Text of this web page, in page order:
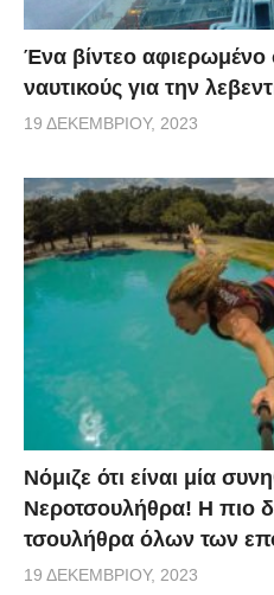
Ένα βίντεο αφιερωμένο
ναυτικούς για την
19 ΔΕΚΕΜΒΡΊΟΥ, 2023
Νόμιζε ότι είναι μία
Νεροτσουλήθρα! Η πιο
τσουλήθρα όλων των
19 ΔΕΚΕΜΒΡΊΟΥ, 2023